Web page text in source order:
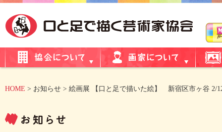
HOME > お知らせ > 絵画展 【口と足で描いた絵】 新宿区市ヶ谷 2/